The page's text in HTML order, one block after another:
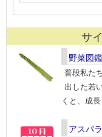
サ
野菜図
普段私た
出した若
くと、成
アスパ